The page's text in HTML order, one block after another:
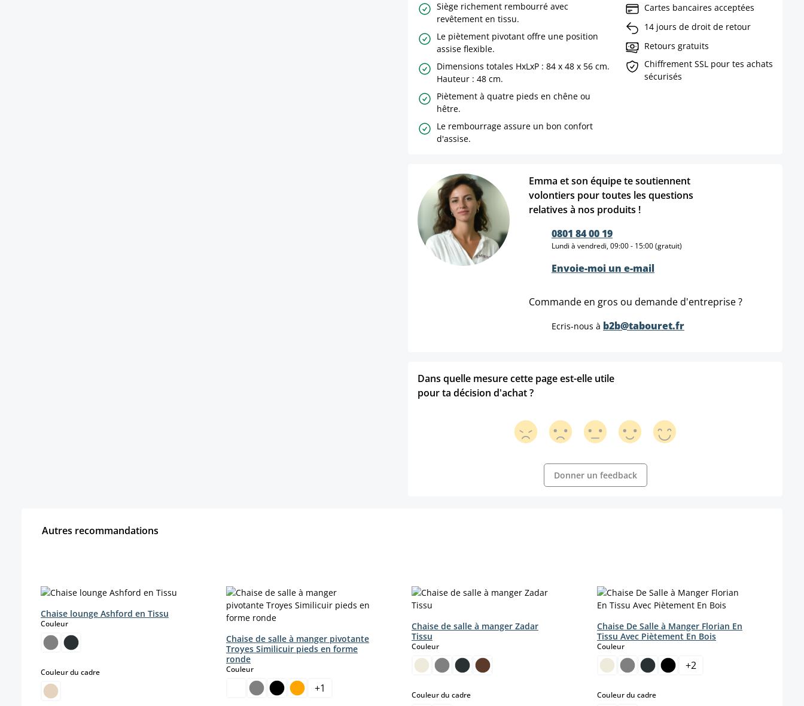
Siège richement rembourré avec
revêtement en tissu.
Le piètement pivotant offre une position
assise flexible.
Dimensions totales HxLxP : 84 x 48 x 56 cm.
Hauteur : 48 cm.
Piètement à quatre pieds en chêne ou
hêtre.
Le rembourrage assure un bon confort
d'assise.
Cartes bancaires acceptées
14 jours de droit de retour
Retours gratuits
Chiffrement SSL pour tes achats
sécurisés
Emma et son équipe te soutiennent
volontiers pour toutes les questions
relatives à nos produits !
0801 84 00 19
Lundi à vendredi, 09:00 - 15:00 (gratuit)
Envoie-moi un e-mail
Commande en gros ou demande d'entreprise ?
Ecris-nous à b2b@tabouret.fr
Dans quelle mesure cette page est-elle utile
pour ta décision d'achat ?
Donner un feedback
Autres recommandations
Chaise lounge Ashford en Tissu
Couleurselect
Couleur du cadreselect
Chaise de salle à manger pivotante
Troyes Similicuir pieds en forme
ronde
Couleurselect
+1
Chaise de salle à manger Zadar
Tissu
Couleurselect
Couleur du cadreselect
Chaise De Salle à Manger Florian En
Tissu Avec Piètement En Bois
Couleurselect
+2
Couleur du cadreselect